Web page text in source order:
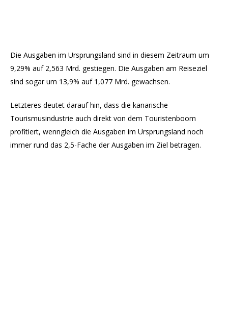
Die Ausgaben im Ursprungsland sind in diesem Zeitraum um
9,29% auf 2,563 Mrd. gestiegen. Die Ausgaben am Reiseziel
sind sogar um 13,9% auf 1,077 Mrd. gewachsen.
Letzteres deutet darauf hin, dass die kanarische
Tourismusindustrie auch direkt von dem Touristenboom
profitiert, wenngleich die Ausgaben im Ursprungsland noch
immer rund das 2,5-Fache der Ausgaben im Ziel betragen.